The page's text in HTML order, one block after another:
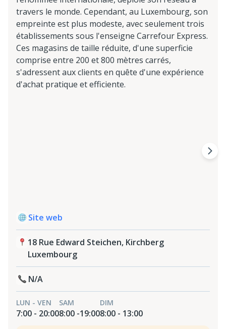
travers le monde. Cependant, au Luxembourg, son
empreinte est plus modeste, avec seulement trois
établissements sous l'enseigne Carrefour Express.
Ces magasins de taille réduite, d'une superficie
comprise entre 200 et 800 mètres carrés,
s'adressent aux clients en quête d'une expérience
d'achat pratique et efficiente.
Site web
18 Rue Edward Steichen, Kirchberg
Luxembourg
N/A
LUN - VEN
7:00 - 20:00
SAM
8:00 -19:00
DIM
8:00 - 13:00